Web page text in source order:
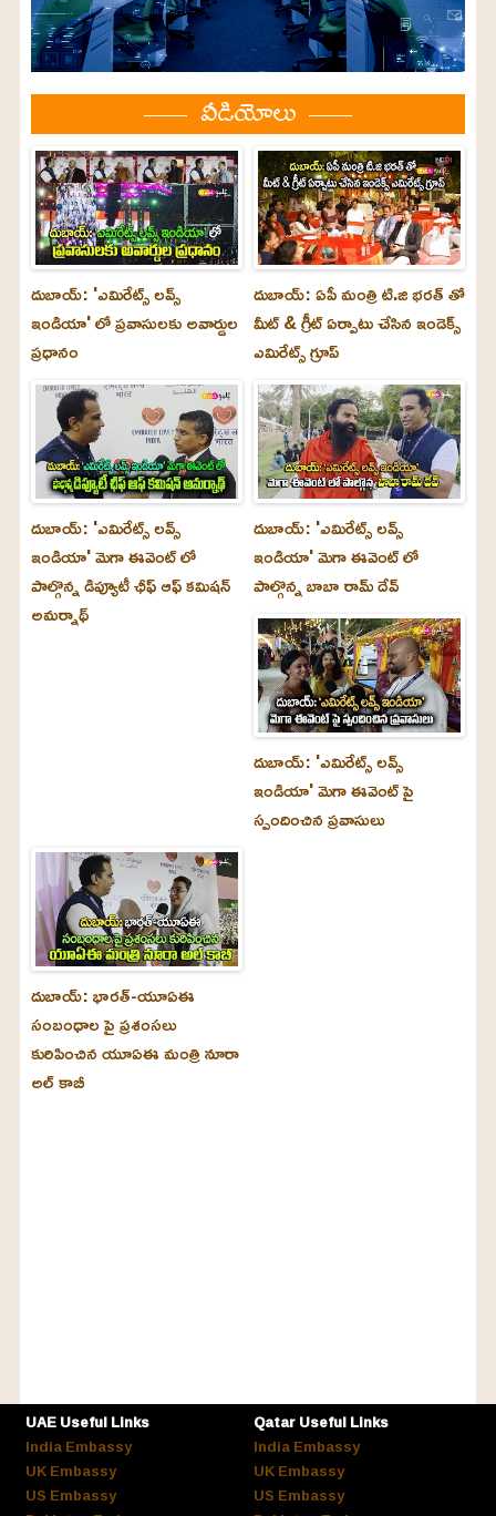
వీడియోలు
దుబాయ్: 'ఎమిరేట్స్ లవ్స్
ఇండియా' లో ప్రవాసులకు అవార్డుల
ప్రధానం
దుబాయ్: ఏపీ మంత్రి టి.జి భరత్ తో
మీట్ & గ్రీట్ ఏర్పాటు చేసిన ఇండెక్స్
ఎమిరేట్స్ గ్రూప్
దుబాయ్‌: 'ఎమిరేట్స్ లవ్స్
ఇండియా' మెగా ఈవెంట్ లో
పాల్గొన్న డిప్యూటీ ఛీఫ్ ఆఫ్ కమిషన్
అమర్నాథ్
దుబాయ్‌: 'ఎమిరేట్స్ లవ్స్
ఇండియా' మెగా ఈవెంట్ లో
పాల్గొన్న బాబా రామ్ దేవ్
దుబాయ్‌: 'ఎమిరేట్స్ లవ్స్
ఇండియా' మెగా ఈవెంట్ పై
స్పందించిన ప్రవాసులు
దుబాయ్‌: భారత్-యూఏఈ
సంబంధాల పై ప్రశంసలు
కురిపించిన యూఏఈ మంత్రి నూరా
అల్‌ కాబీ
UAE Useful Links
India Embassy
UK Embassy
US Embassy
Qatar Useful Links
India Embassy
UK Embassy
US Embassy